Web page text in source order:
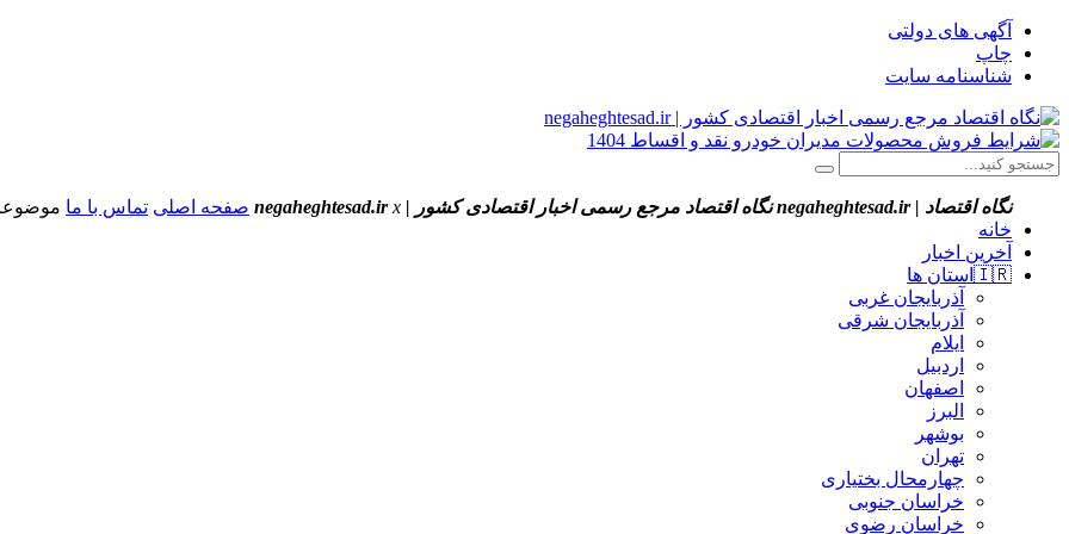
آگهی های دولتی
چاپ
شناسنامه سایت
نگاه اقتصاد | negaheghtesad.ir نگاه اقتصاد مرجع رسمی اخبار اقتصادی کشور | negaheghtesad.ir x صفحه اصلی تماس با ما
خانه
آخرین اخبار
🇮🇷استان ‌ها
آذربایجان غربی
آذربایجان شرقی
ایلام
اردبیل
اصفهان
البرز
بوشهر
تهران
چهارمحال بختیاری
خراسان جنوبی
خراسان رضوی